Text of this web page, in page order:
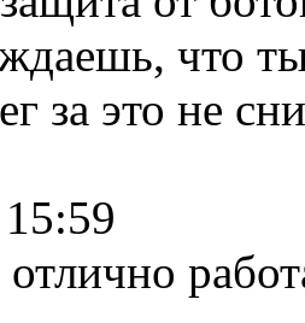
что
за это не